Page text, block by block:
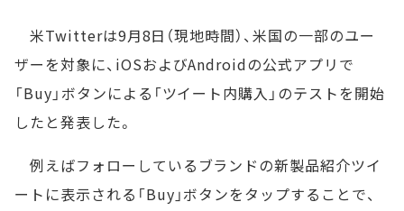
米Twitterは9月8日（現地時間）、米国の一部のユー
ザーを対象に、iOSおよびAndroidの公式アプリで
「Buy」ボタンによる「ツイート内購入」のテストを開始
したと発表した。
例えばフォローしているブランドの新製品紹介ツイ
ートに表示される「Buy」ボタンをタップすることで、